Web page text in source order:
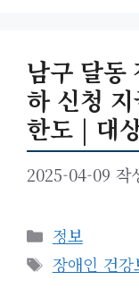
남구 달동
하 신청
한도 | 대
2025-04-09 작
카
테
고
정보
태
장애인 건강